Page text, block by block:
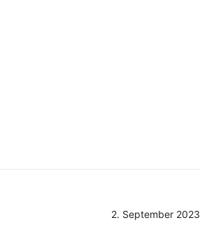
2. September 2023